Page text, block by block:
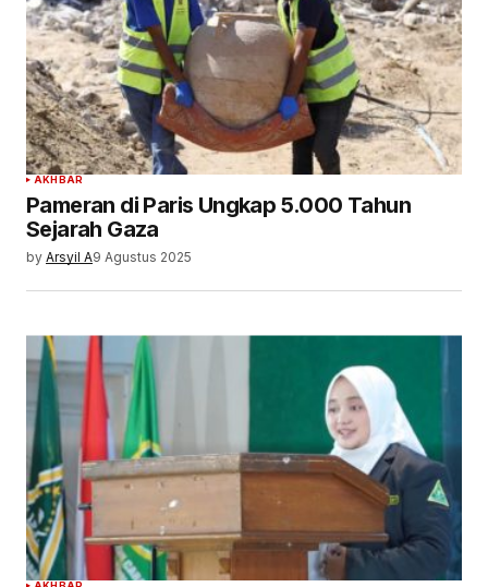
AKHBAR
Pameran di Paris Ungkap 5.000 Tahun
Sejarah Gaza
by Arsyil A9 Agustus 2025